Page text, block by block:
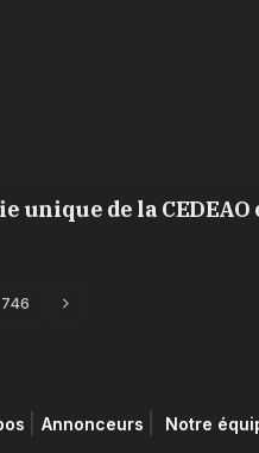
unique de la
746 Next
Annonceurs Notre